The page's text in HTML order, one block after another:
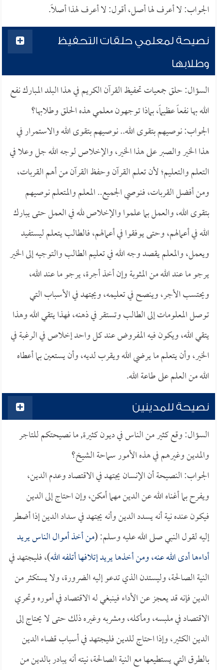
الجواب: لا أعرف لها أصل، أقول: لا أعرف لهذا أصلاً.
نصيحة لمعلمي حلقات التحفيظ
وطلابها
السؤال: حلق جمعيات تحفيظ القرآن الكريم في هذا البلد المبارك نفع
الله بها نفعاً عظيماً، بماذا توجهون معلمي هذه الحلق وطلابها؟
الجواب: نوصيهم بتقوى الله.. نوصيهم بتقوى الله والاستمرار في
هذا الخير والصبر على هذا الخير، والإخلاص لوجه الله جل وعلا في
التعلم والتعليم؛ لأن تعلم القرآن وحفظ القرآن من أهم القربات،
ومن أفضل القربات، فنوصي الجميع.. المعلم والمتعلم نوصيهم
بتقوى الله، والعمل بما علموا والإخلاص لله في العمل حتى يبارك
الله في أعمالهم، وحتى يوفقوا في أعمالهم، فالطالب يتعلم ليستفيد
ويعمل، والمعلم يقصد وجه الله في تعليم الطالب والتوجيه إلى الخير
يرجو ما عند الله من المثوبة وإن أخذ أجرة، يرجو ما عند الله،
ويحتسب الأجر، وينصح في تعليمه، ويجتهد في الأسباب التي
توصل المعلومات إلى الطالب وتستقر في ذهنه، فهذا يتقي الله وهذا
يتقي الله، ويكون فيه المفروض عند كل واحد إخلاص في الرغبة في
الخير، وأن يتعلم ما يرضي الله ويقرب لديه، وأن يستعين بما أعطاه
الله من العلم على طاعة الله.
نصيحة للمدينين
السؤال: وقع كثير من الناس في ديون كثيرة, ما نصيحتكم للتاجر
والمدين وغيرهم في هذه الأمور سماحة الشيخ؟
الجواب: النصيحة أن الإنسان يجتهد في الاقتصاد وعدم الدين،
ويفرح بما أغناه الله عن الدين مهما أمكن، وإن احتاج إلى الدين
فيكون عنده نية أنه يسدد الدين وأنه يجتهد في سداد الدين إذا أضطر
إليه لقول النبي صلى الله عليه وسلم: (من أخذ أموال الناس يريد
أداءها أدى الله عنه، ومن أخذها يريد إتلافها أتلفه الله)، فليجتهد في
النية الصالحة، وليستدن الذي تدعو إليه الضرورة، ولا يستكثر من
الدين فإنه قد يعجز عن الأداء فينبغي له الاقتصاد في أموره وتحري
الاقتصاد في ملبسه، ومأكله، ومشربه وغيره ذلك حتى لا يحتاج إلى
الدين الكثير، وإذا احتاج للدين فليجتهد في أسباب قضاء الدين
بالطرق التي يستطيعها مع النية الصالحة، نيته أنه يبادر بالدين من